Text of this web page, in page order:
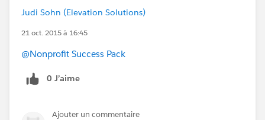
Judi Sohn (Elevation Solutions)
21 oct. 2015 à 16:45
@Nonprofit Success Pack
0 J’aime
Ajouter un commentaire